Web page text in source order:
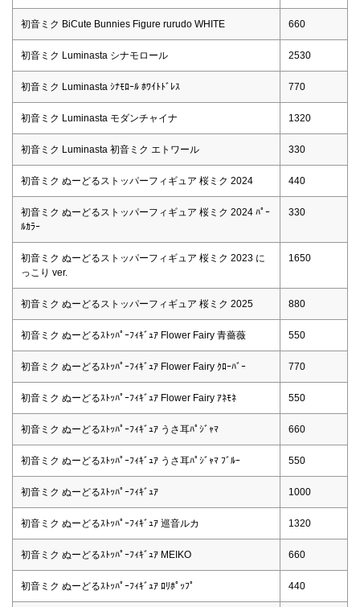
初音ミク BiCute Bunnies Figure rurudo WHITE 660
初音ミク Luminasta シナモロール 2530
初音ミク Luminasta ｼﾅﾓﾛｰﾙ ﾎﾜｲﾄﾄﾞﾚｽ 770
初音ミク Luminasta モダンチャイナ 1320
初音ミク Luminasta 初音ミク エトワール 330
初音ミク ぬーどるストッパーフィギュア 桜ミク 2024 440
初音ミク ぬーどるストッパーフィギュア 桜ミク 2024 ﾊﾟｰ
ﾙｶﾗｰ
330
初音ミク ぬーどるストッパーフィギュア 桜ミク 2023 に
っこり ver.
1650
初音ミク ぬーどるストッパーフィギュア 桜ミク 2025 880
初音ミク ぬーどるｽﾄｯﾊﾟｰﾌｨｷﾞｭｱ Flower Fairy 青薔薇 550
初音ミク ぬーどるｽﾄｯﾊﾟｰﾌｨｷﾞｭｱ Flower Fairy ｸﾛｰﾊﾞｰ 770
初音ミク ぬーどるｽﾄｯﾊﾟｰﾌｨｷﾞｭｱ Flower Fairy ｱﾈﾓﾈ 550
初音ミク ぬーどるｽﾄｯﾊﾟｰﾌｨｷﾞｭｱ うさ耳ﾊﾟｼﾞｬﾏ 660
初音ミク ぬーどるｽﾄｯﾊﾟｰﾌｨｷﾞｭｱ うさ耳ﾊﾟｼﾞｬﾏ ﾌﾞﾙｰ 550
初音ミク ぬーどるｽﾄｯﾊﾟｰﾌｨｷﾞｭｱ 1000
初音ミク ぬーどるｽﾄｯﾊﾟｰﾌｨｷﾞｭｱ 巡音ルカ 1320
初音ミク ぬーどるｽﾄｯﾊﾟｰﾌｨｷﾞｭｱ MEIKO 660
初音ミク ぬーどるｽﾄｯﾊﾟｰﾌｨｷﾞｭｱ ﾛﾘﾎﾟｯﾌﾟ 440